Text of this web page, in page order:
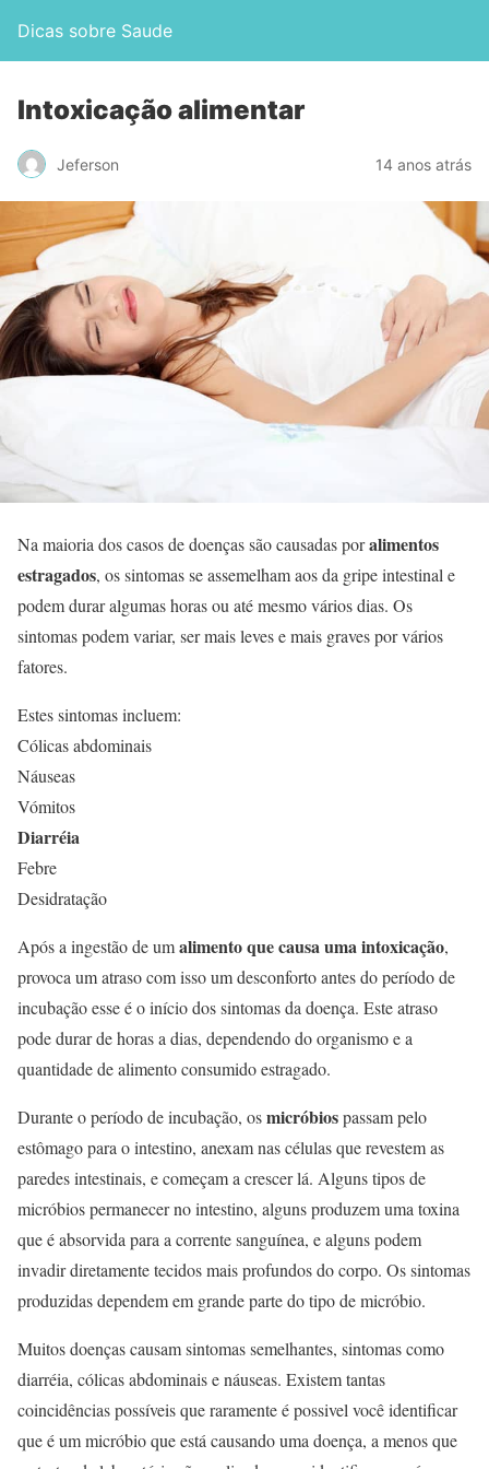
Dicas sobre Saude
Intoxicação alimentar
Jeferson 14 anos atrás
Na maioria dos casos de doenças são causadas poralimentos
estragados, os sintomas se assemelham aos da gripe intestinal e
podem durar algumas horas ou até mesmo vários dias. Os
sintomas podem variar, ser mais leves e mais graves por vários
fatores.
Estes sintomas incluem:
Cólicas abdominais
Náuseas
Vómitos
Diarréia
Febre
Desidratação
Após a ingestão de umalimento que causa uma intoxicação,
provoca um atraso com isso um desconforto antes do período de
incubação esse é o início dos sintomas da doença. Este atraso
pode durar de horas a dias, dependendo do organismo e a
quantidade de alimento consumido estragado.
Durante o período de incubação, osmicróbiospassam pelo
estômago para o intestino, anexam nas células que revestem as
paredes intestinais, e começam a crescer lá. Alguns tipos de
micróbios permanecer no intestino, alguns produzem uma toxina
que é absorvida para a corrente sanguínea, e alguns podem
invadir diretamente tecidos mais profundos do corpo. Os sintomas
produzidas dependem em grande parte do tipo de micróbio.
Muitos doenças causam sintomas semelhantes, sintomas como
diarréia, cólicas abdominais e náuseas. Existem tantas
coincidências possíveis que raramente é possivel você identificar
que é um micróbio que está causando uma doença, a menos que